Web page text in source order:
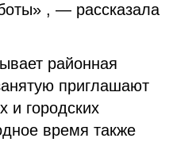
, — рассказала
районная
приглашают
и городских
время также